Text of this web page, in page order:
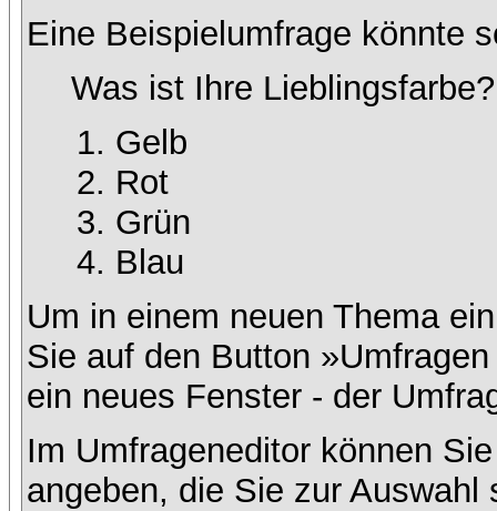
Eine Beispielumfrage könnte
Was ist Ihre Lieblingsfarbe?
Gelb
Rot
Grün
Blau
Um in einem neuen Thema
Sie auf den Button
ein neues Fenster - der
Im Umfrageneditor können
angeben, die Sie zur Auswahl